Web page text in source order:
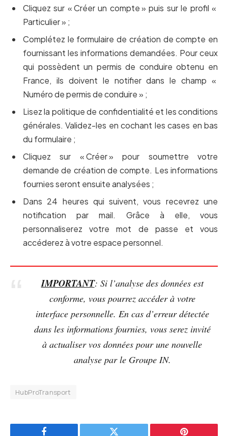
Cliquez sur « Créer un compte » puis sur le profil «
Particulier » ;
Complétez le formulaire de création de compte en
fournissant les informations demandées. Pour ceux
qui possèdent un permis de conduire obtenu en
France, ils doivent le notifier dans le champ «
Numéro de permis de conduire » ;
Lisez la politique de confidentialité et les conditions
générales. Validez-les en cochant les cases en bas
du formulaire ;
Cliquez sur « Créer » pour soumettre votre
demande de création de compte. Les informations
fournies seront ensuite analysées ;
Dans 24 heures qui suivent, vous recevrez une
notification par mail. Grâce à elle, vous
personnaliserez votre mot de passe et vous
accéderez à votre espace personnel.
IMPORTANT: Si l’analyse des données est
conforme, vous pourrez accéder à votre
interface personnelle. En cas d’erreur détectée
dans les informations fournies, vous serez invité
à actualiser vos données pour une nouvelle
analyse par le Groupe IN.
HubProTransport